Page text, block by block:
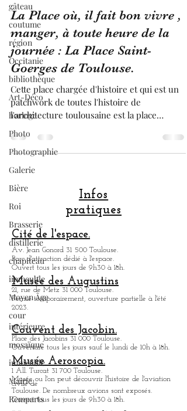
gâteau
coutume
région
Occitanie
bibliothèque
Art-Déco
horloge
Photo
Photographie
Galerie
Bière
Roi
Brasserie
distillerie
chapiteau
immeuble
Moyen Âge
cour
intérieure
mosaïque
immeuble
Mairie
Remparts
Franck BRUGUIERE
15 juil. 2025
6 min de lecture
La Place où, il fait bon vivre ,
manger, à toute heure de la
journée : La Place Saint-
Goerges de Toulouse.
Cette place chargée d'histoire et qui est un
l'architecture toulousaine est la place
incontournable, pour boire où manger à
n'importe quelle heure, de la journée, à
Toulouse; Elle est apaisée avec peu de
circulation , a de très grandes et belles
terrasses, où vous pourrez venir flâner .
Elle est une place familiale , une air de jeu
avec un dragon est à la disposition de vos
enfants. Vos envies culinaire, ici seront
forcément satisfaites .
Infos
pratiques
Cité de l'espace.
Av. Jean Gonord 31 500 Toulouse.
Parc d'attraction dédié à l'espace.
Ouvert tous les jours de 9h30 à 18h.
Musée des Augustins
21, rue de Metz 31 000 Toulouse.
Fermé temporairement, ouverture partielle à l'été
2023.
Couvent des Jacobin.
Place des Jacobins 31 000 Toulouse.
Ouverture tous les jours sauf le lundi de 10h à 18h.